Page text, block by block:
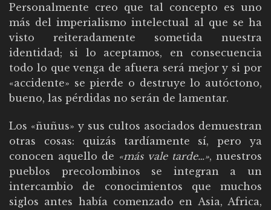
Personalmente creo que tal concepto es uno
más del imperialismo intelectual al que se ha
visto reiteradamente sometida nuestra
identidad; si lo aceptamos, en consecuencia
todo lo que venga de afuera será mejor y si por
«accidente» se pierde o destruye lo autóctono,
bueno, las pérdidas no serán de lamentar.
Los «ñuñus» y sus cultos asociados demuestran
otras cosas: quizás tardíamente sí, pero ya
conocen aquello de «más vale tarde…», nuestros
pueblos precolombinos se integran a un
intercambio de conocimientos que muchos
siglos antes había comenzado en Asia, Africa,